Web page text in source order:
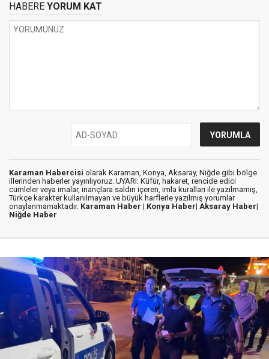
HABERE YORUM KAT
Karaman Habercisi olarak Karaman, Konya, Aksaray, Niğde gibi bölge
illerinden haberler yayınlıyoruz. UYARI: Küfür, hakaret, rencide edici
cümleler veya imalar, inançlara saldırı içeren, imla kuralları ile yazılmamış,
Türkçe karakter kullanılmayan ve büyük harflerle yazılmış yorumlar
onaylanmamaktadır. Karaman Haber | Konya Haber| Aksaray Haber|
Niğde Haber